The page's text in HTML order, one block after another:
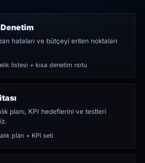
hataları ve bütçeyi eriten noktaları
listesi + kısa denetim notu
planı, KPI hedeflerini ve testleri
plan + KPI seti